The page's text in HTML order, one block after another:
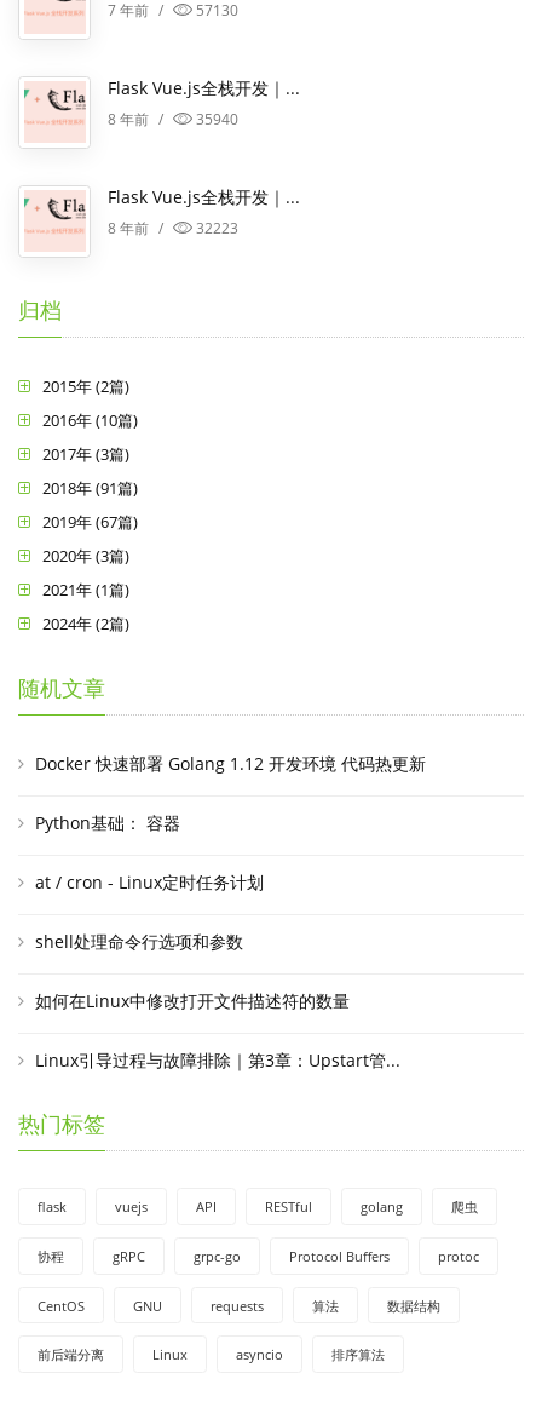
7 年前 / 57130
Flask Vue.js全栈开发｜...
8 年前 / 35940
Flask Vue.js全栈开发｜...
8 年前 / 32223
归档
2015年 (2篇)
2016年 (10篇)
2017年 (3篇)
2018年 (91篇)
2019年 (67篇)
2020年 (3篇)
2021年 (1篇)
2024年 (2篇)
随机文章
Docker 快速部署 Golang 1.12 开发环境 代码热更新
Python基础： 容器
at / cron - Linux定时任务计划
shell处理命令行选项和参数
如何在Linux中修改打开文件描述符的数量
Linux引导过程与故障排除｜第3章：Upstart管...
热门标签
flask vuejs API RESTful golang 爬虫
协程 gRPC grpc-go Protocol Buffers protoc
CentOS GNU requests 算法 数据结构
前后端分离 Linux asyncio 排序算法